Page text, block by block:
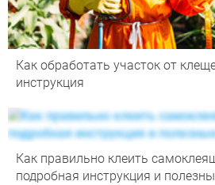
Как обработать участок от
инструкция
Как правильно клеить
подробная инструкция и